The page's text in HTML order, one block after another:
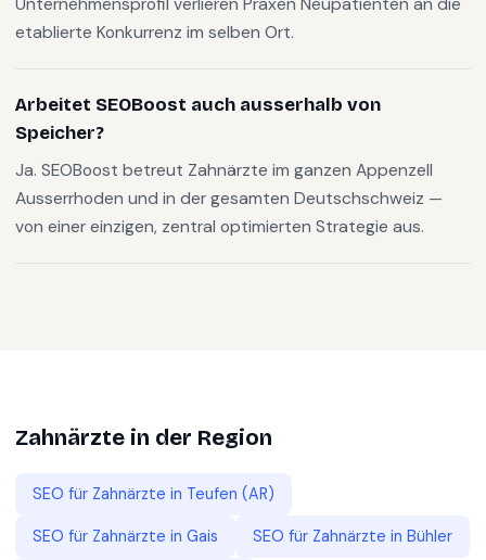
etablierte Konkurrenz im selben Ort.
Arbeitet SEOBoost auch ausserhalb von
Speicher?
Ja. SEOBoost betreut Zahnärzte im ganzen Appenzell
Ausserrhoden und in der gesamten Deutschschweiz —
von einer einzigen, zentral optimierten Strategie aus.
Zahnärzte in der Region
SEO für Zahnärzte in Teufen (AR)
SEO für Zahnärzte in Gais SEO für Zahnärzte in Bühler